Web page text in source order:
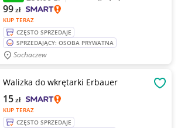
KUP TERAZ
99zł
CZĘSTO SPRZEDAJE
SPRZEDAJĄCY: OSOBA PRYWATNA
Sochaczew
Walizka do wkrętarki Erbauer
KUP TERAZ
15zł
CZĘSTO SPRZEDAJE